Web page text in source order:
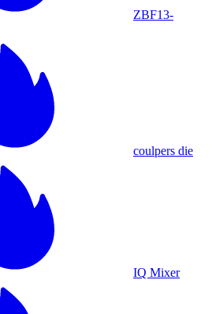
ZBF13-
coulpers die
IQ Mixer